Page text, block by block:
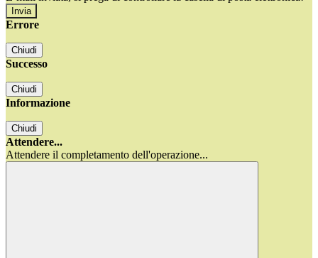
Errore
Chiudi
Successo
Chiudi
Informazione
Chiudi
Attendere...
Attendere il completamento dell'operazione...